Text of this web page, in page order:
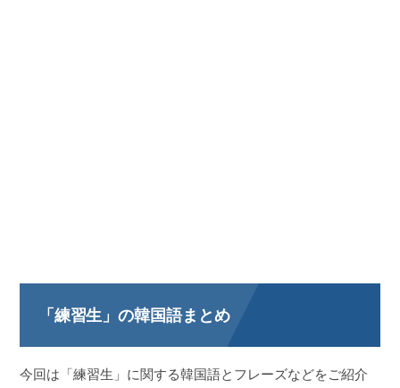
「練習生」の韓国語まとめ
今回は「練習生」に関する韓国語とフレーズなどをご紹介